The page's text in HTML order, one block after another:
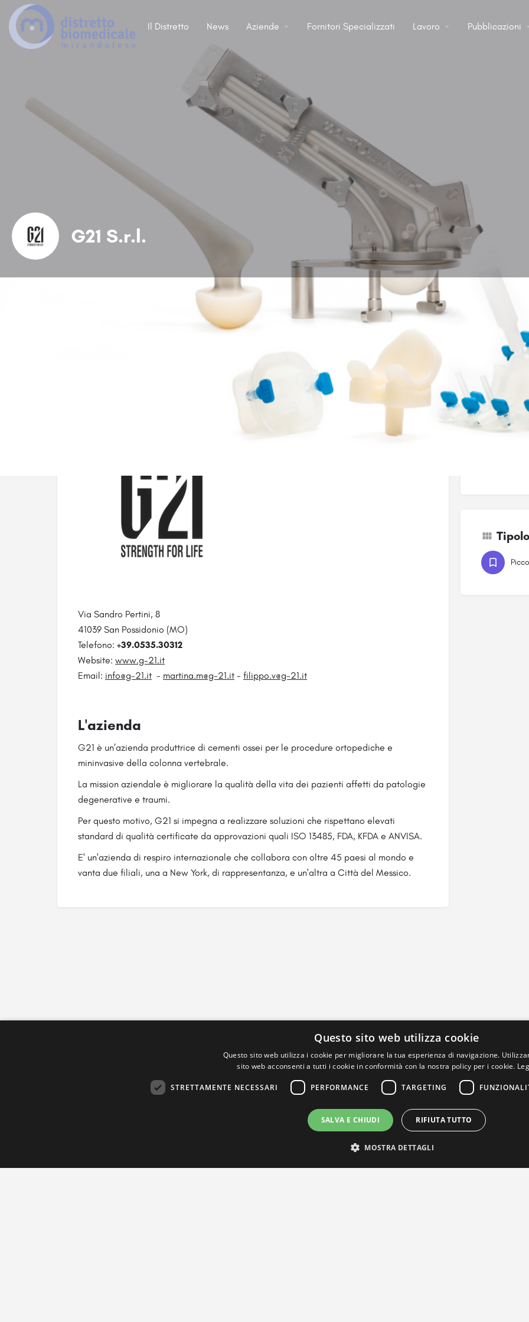
Il Distretto News Aziende Fornitori Specializzati Lavoro Pubblicazioni
G21 S.r.l.
Dettagli Azienda
Sito Web
Via Sandro Pertini, 8
41039 San Possidonio (MO)
Telefono: +39.0535.30312
Website: www.g-21.it
Email: info@g-21.it - martina.m@g-21.it - filippo.v@g-21.it
L'azienda
G21 è un’azienda produttrice di cementi ossei per le procedure ortopediche e
mininvasive della colonna vertebrale.
La mission aziendale è migliorare la qualità della vita dei pazienti affetti da patologie
degenerative e traumi.
Per questo motivo, G21 si impegna a realizzare soluzioni che rispettano elevati
standard di qualità certificate da approvazioni quali ISO 13485, FDA, KFDA e ANVISA.
E' un'azienda di respiro internazionale che collabora con oltre 45 paesi al mondo e
vanta due filiali, una a New York, di rappresentanza, e un'altra a Città del Messico.
Area
Questo sito web utilizza cookie
Questo sito web utilizza i cookie per migliorare la tua esperienza di navigazione.
sito web acconsenti a tutti i cookie in conformità con la nostra policy per i cookie.
STRETTAMENTE NECESSARI PERFORMANCE TARGETING
SALVA E CHIUDI RIFIUTA TUTTO
MOSTRA DETTAGLI